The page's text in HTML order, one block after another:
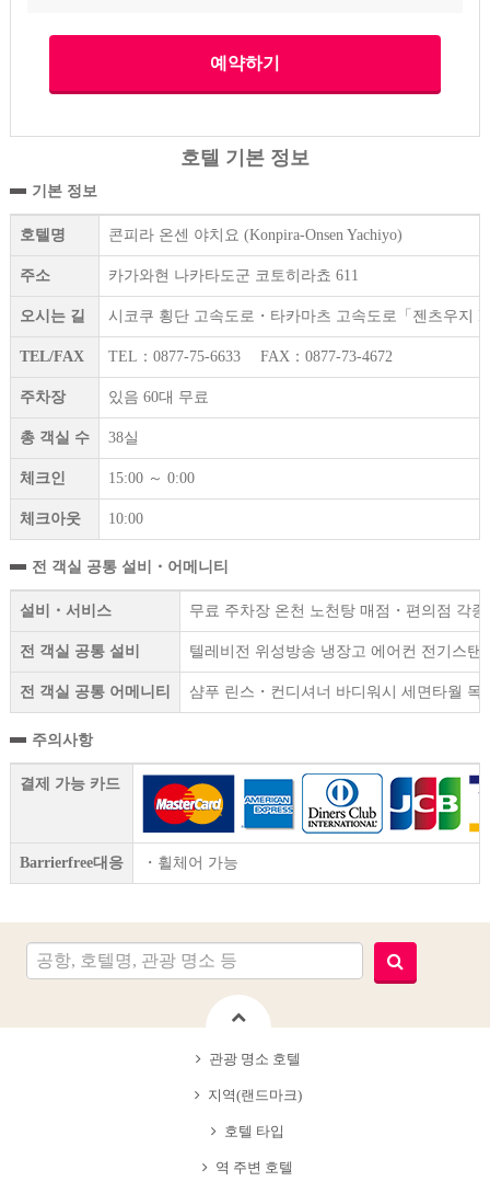
호텔 기본 정보
기본 정보
호텔명 콘피라 온센 야치요 (Konpira-Onsen Yachiyo)
주소 카가와현 나카타도군 코토히라쵸 611
오시는 길 시코쿠 횡단 고속도로・타카마츠 고속도로「젠츠우지
TEL/FAX TEL：0877-75-6633 FAX：0877-73-4672
주차장 있음 60대 무료
총 객실 수 38실
체크인 15:00 ～ 0:00
체크아웃 10:00
전 객실 공통 설비・어메니티
설비・서비스 무료 주차장 온천 노천탕 매점・편의점 각
전 객실 공통 설비 텔레비전 위성방송 냉장고 에어컨 전기스
전 객실 공통 어메니티 샴푸 린스・컨디셔너 바디워시 세면타월
주의사항
결제 가능 카드
Barrierfree대응 ・휠체어 가능
관광 명소 호텔
지역(랜드마크)
호텔 타입
역 주변 호텔